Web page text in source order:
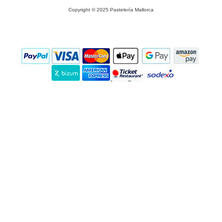
Copyright © 2025 Pastelería Mallorca